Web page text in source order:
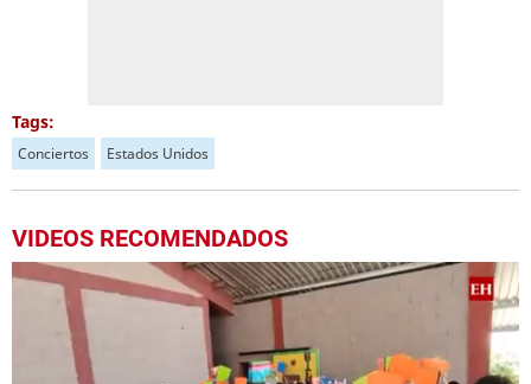
Tags:
Conciertos Estados Unidos
VIDEOS RECOMENDADOS